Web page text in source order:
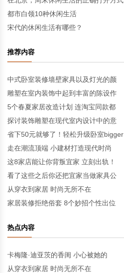
都市白领10种休闲生活
宋代的休闲生活有哪些？
推荐内容
中式卧室装修墙壁家具以及灯光的颜
雕塑在室内装饰中起到丰富的陈设作
5个春夏家居改造计划 连淘宝同款都
探讨装饰雕塑在现代室内设计中的意
省下50元就够了！轻松升级卧室bigger
走在潮流顶端 小建材打造现代时尚
这8家店能让你背叛宜家 立刻出轨！
看了这些之后你还把宜家当做家具公
从穿衣到家居 时尚无所不在
家居装修拒绝俗套 8个妙招个性出位
热点内容
卡梅隆·迪亚茨的香闺 小心被她的
从穿衣到家居 时尚无所不在